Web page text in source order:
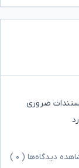
ضروری
دیدگاه‌ها ( ۰